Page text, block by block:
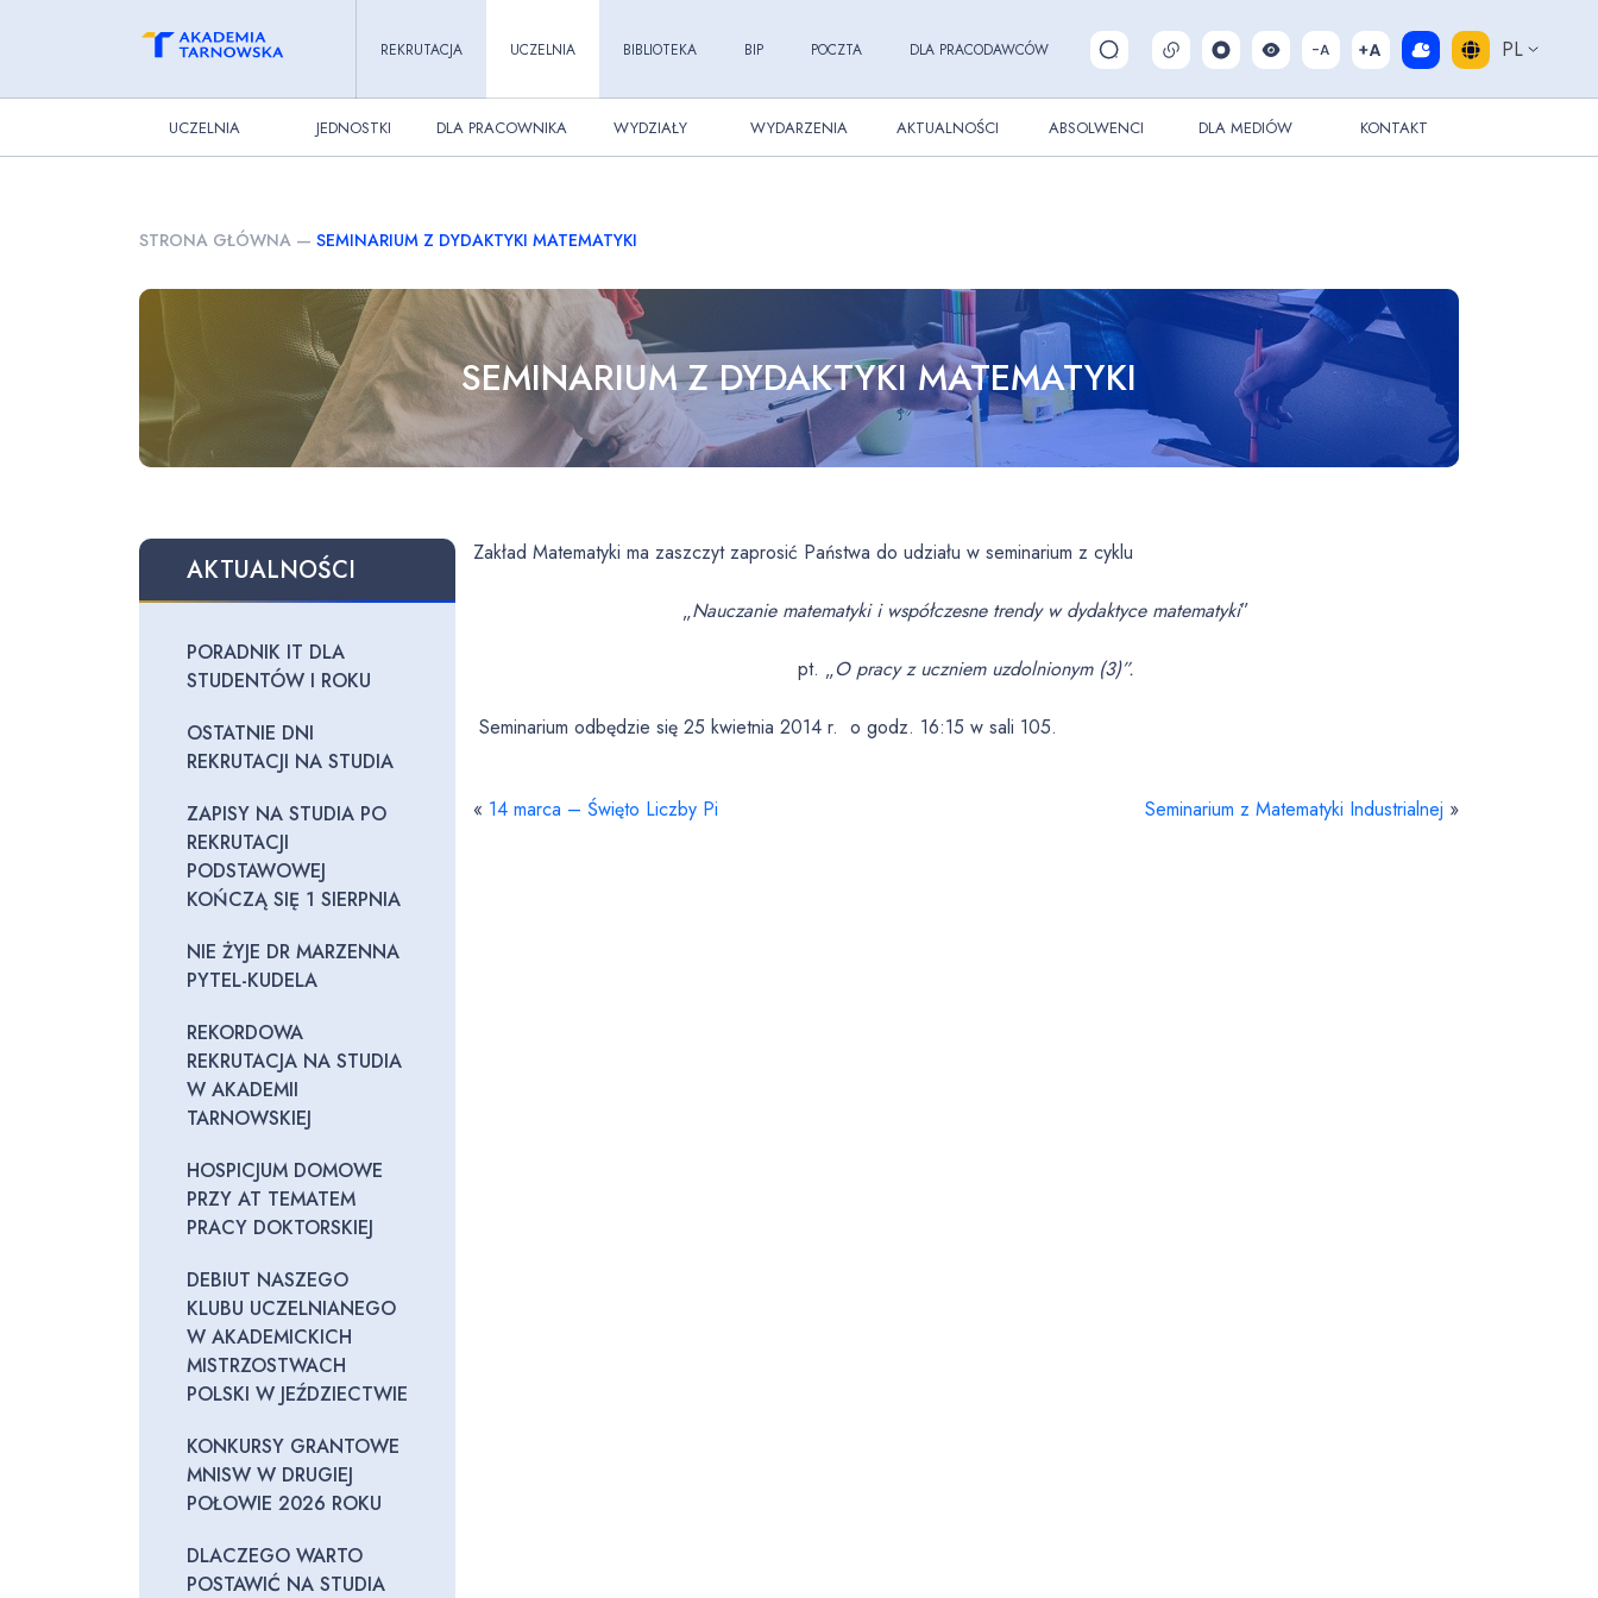
REKRUTACJA UCZELNIA BIBLIOTEKA BIP POCZTA DLA PRACODAWCÓW Pokaż/ukryj wyszukiwarkę PL
UCZELNIA JEDNOSTKI DLA PRACOWNIKA WYDZIAŁY WYDARZENIA AKTUALNOŚCI ABSOLWENCI DLA MEDIÓW KONTAKT
STRONA GŁÓWNA — SEMINARIUM Z DYDAKTYKI MATEMATYKI
SEMINARIUM Z DYDAKTYKI MATEMATYKI
AKTUALNOŚCI
PORADNIK IT DLA
STUDENTÓW I ROKU
OSTATNIE DNI
REKRUTACJI NA STUDIA
ZAPISY NA STUDIA PO
REKRUTACJI
PODSTAWOWEJ
KOŃCZĄ SIĘ 1 SIERPNIA
NIE ŻYJE DR MARZENNA
PYTEL-KUDELA
REKORDOWA
REKRUTACJA NA STUDIA
W AKADEMII
TARNOWSKIEJ
HOSPICJUM DOMOWE
PRZY AT TEMATEM
PRACY DOKTORSKIEJ
DEBIUT NASZEGO
KLUBU UCZELNIANEGO
W AKADEMICKICH
MISTRZOSTWACH
POLSKI W JEŹDZIECTWIE
KONKURSY GRANTOWE
MNISW W DRUGIEJ
POŁOWIE 2026 ROKU
DLACZEGO WARTO
POSTAWIĆ NA STUDIA
Zakład Matematyki ma zaszczyt zaprosić Państwa do udziału w seminarium z cyklu
„Nauczanie matematyki i współczesne trendy w dydaktyce matematyki”
pt. „O pracy z uczniem uzdolnionym (3)”.
Seminarium odbędzie się 25 kwietnia 2014 r. o godz. 16:15 w sali 105.
« 14 marca – Święto Liczby Pi Seminarium z Matematyki Industrialnej »